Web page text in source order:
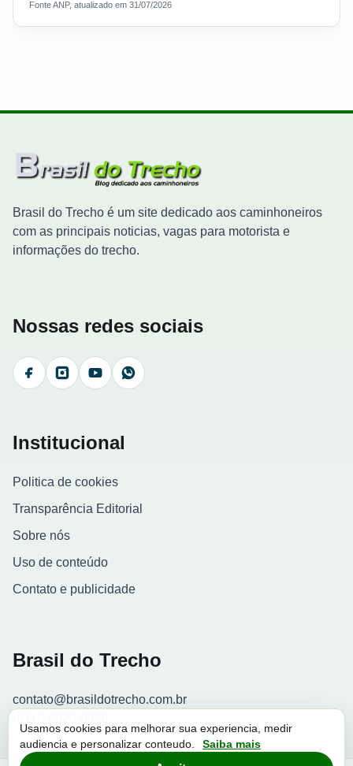
Fonte ANP, atualizado em 31/07/2026
Brasil do Trecho é um site dedicado aos caminhoneiros
com as principais noticias, vagas para motorista e
informações do trecho.
Nossas redes sociais
FacebookInstagramYouTubeWhatsApp
Institucional
Politica de cookies
Transparência Editorial
Sobre nós
Uso de conteúdo
Contato e publicidade
Brasil do Trecho
contato@brasildotrecho.com.br
Contador de visitantes
Usamos cookies para melhorar sua experiencia, medir
audiencia e personalizar conteudo.
Saiba mais